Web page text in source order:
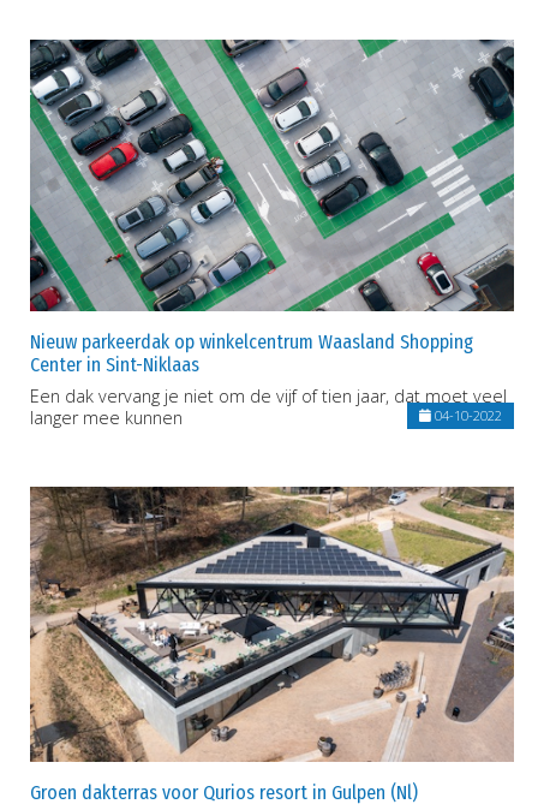
Nieuw parkeerdak op winkelcentrum Waasland Shopping
Center in Sint-Niklaas
Een dak vervang je niet om de vijf of tien jaar, dat moet veel
langer mee kunnen
04-10-2022
Groen dakterras voor Qurios resort in Gulpen (Nl)